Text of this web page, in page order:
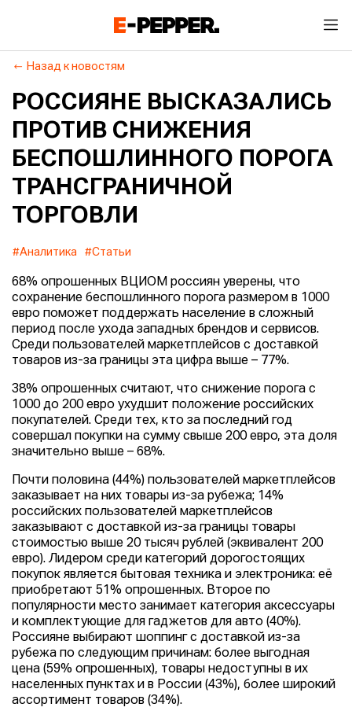
Назад к новостям
РОССИЯНЕ ВЫСКАЗАЛИСЬ
ПРОТИВ СНИЖЕНИЯ
БЕСПОШЛИННОГО ПОРОГА
ТРАНСГРАНИЧНОЙ
ТОРГОВЛИ
#Аналитика #Статьи
68% опрошенных ВЦИОМ россиян уверены, что
сохранение беспошлинного порога размером в 1000
евро поможет поддержать население в сложный
период после ухода западных брендов и сервисов.
Среди пользователей маркетплейсов с доставкой
товаров из-за границы эта цифра выше – 77%.
38% опрошенных считают, что снижение порога с
1000 до 200 евро ухудшит положение российских
покупателей. Среди тех, кто за последний год
совершал покупки на сумму свыше 200 евро, эта доля
значительно выше – 68%.
Почти половина (44%) пользователей маркетплейсов
заказывает на них товары из-за рубежа; 14%
российских пользователей маркетплейсов
заказывают с доставкой из-за границы товары
стоимостью выше 20 тысяч рублей (эквивалент 200
евро). Лидером среди категорий дорогостоящих
покупок является бытовая техника и электроника: её
приобретают 51% опрошенных. Второе по
популярности место занимает категория аксессуары
и комплектующие для гаджетов для авто (40%).
Россияне выбирают шоппинг с доставкой из-за
рубежа по следующим причинам: более выгодная
цена (59% опрошенных), товары недоступны в их
населенных пунктах и в России (43%), более широкий
ассортимент товаров (34%).